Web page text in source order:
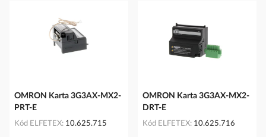
OMRON Karta 3G3AX-MX2-
PRT-E
Kód ELFETEX 10.625.715
OMRON Karta 3G3AX-MX2-
DRT-E
Kód ELFETEX 10.625.716